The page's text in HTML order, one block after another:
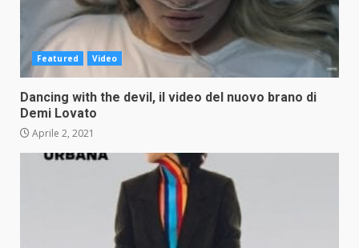
Featured Video
Dancing with the devil, il video del nuovo brano di
Demi Lovato
Aprile 2, 2021